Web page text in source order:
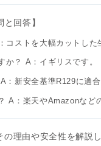
回答】
ストを大幅カットした
？ A：イギリスです。
新安全基準R129に適合
A：楽天やAmazonなど
理由や安全性を解説し